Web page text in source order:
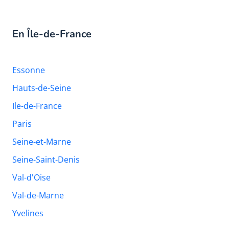
En Île-de-France
Essonne
Hauts-de-Seine
Ile-de-France
Paris
Seine-et-Marne
Seine-Saint-Denis
Val-d'Oise
Val-de-Marne
Yvelines